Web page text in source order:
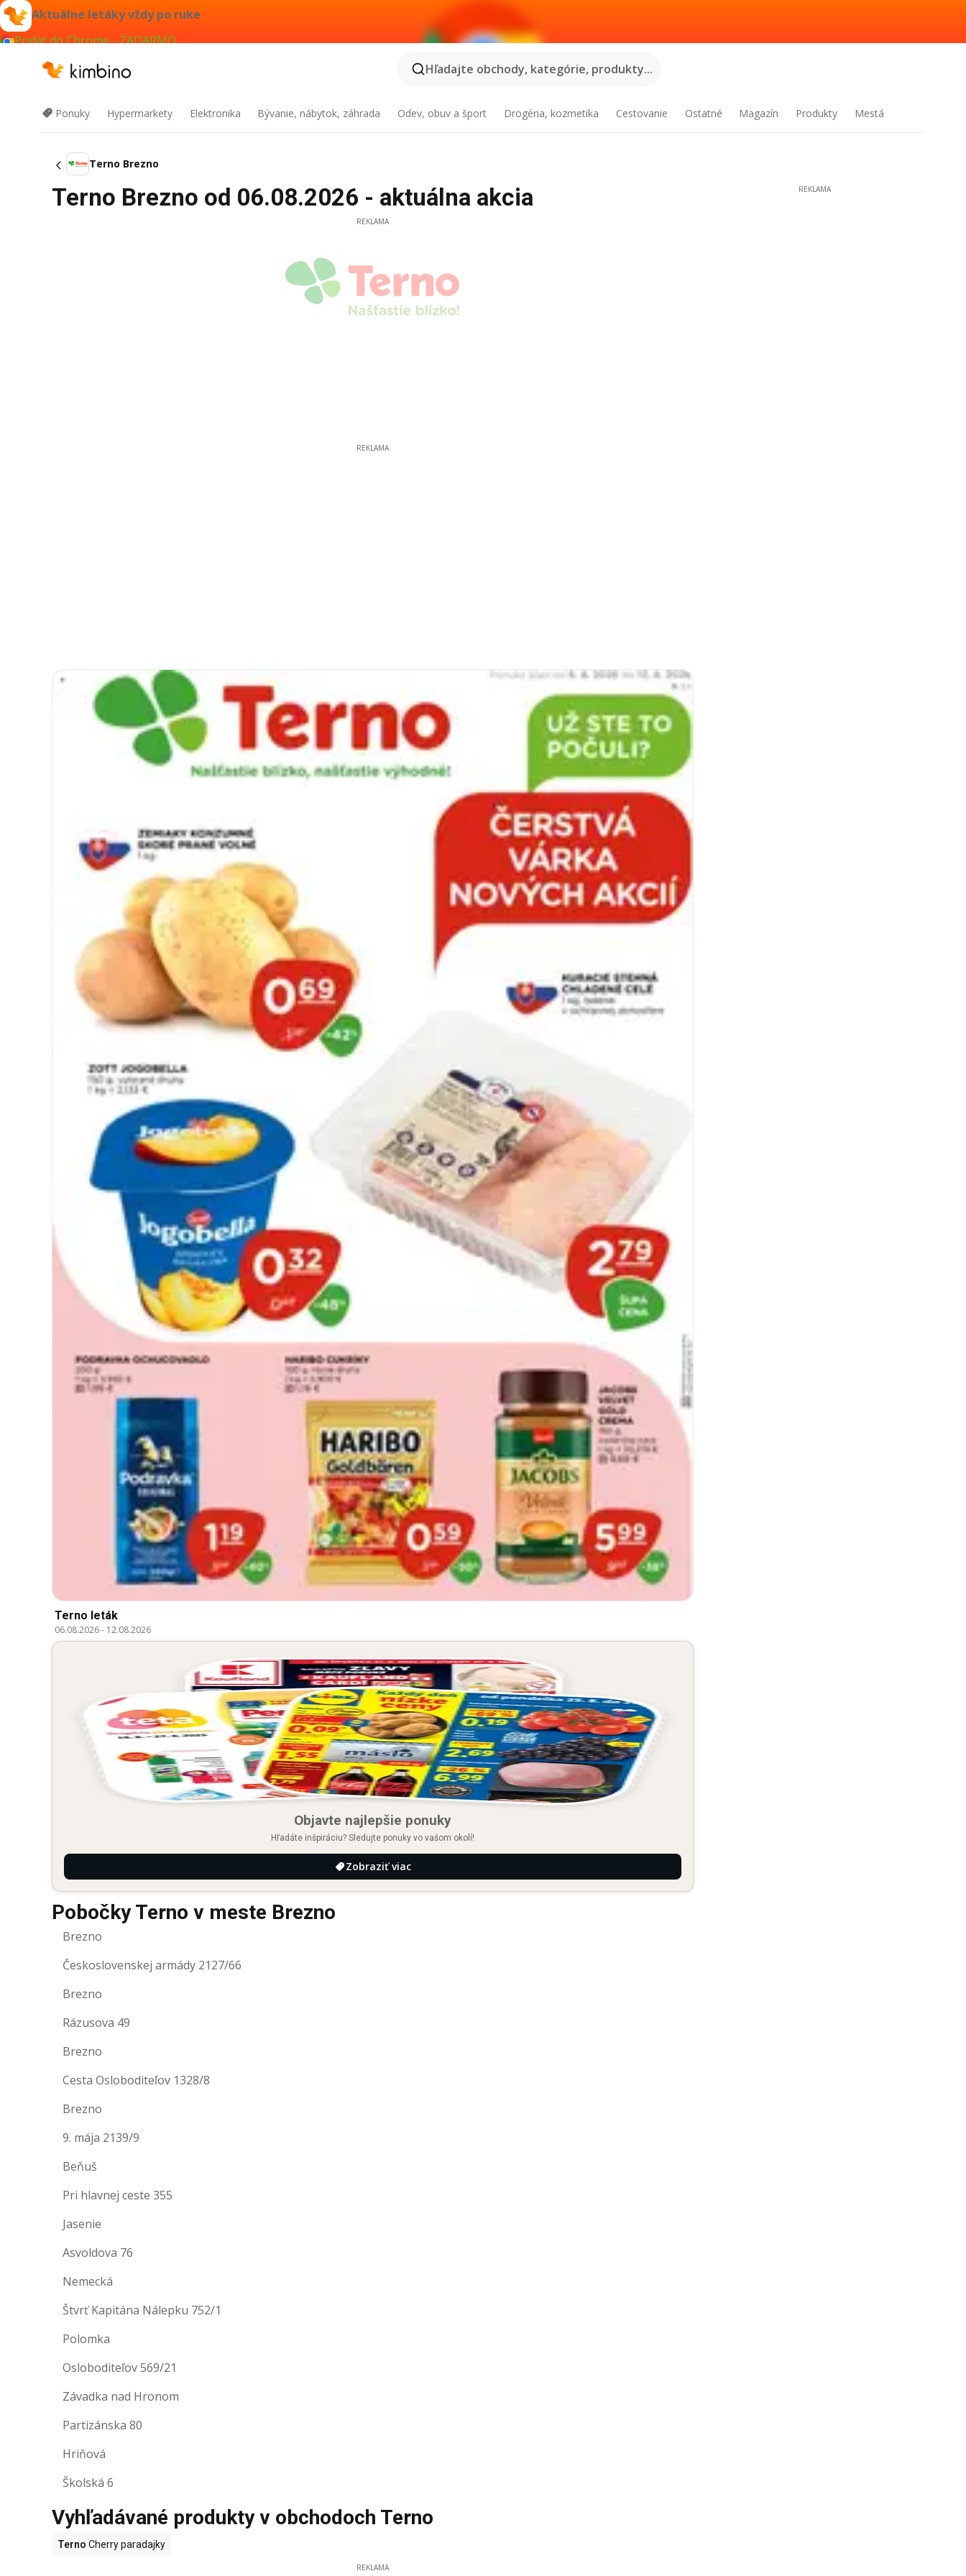
Aktuálne letáky vždy po ruke
Pridať do Chrome - ZADARMO
Hľadajte obchody, kategórie, produkty...
Ponuky Hypermarkety Elektronika Bývanie, nábytok, záhrada Odev, obuv a šport Drogéria, kozmetika Cestovanie Ostatné Magazín Produkty Mestá
Terno Brezno
Terno Brezno od 06.08.2026 - aktuálna akcia
REKLAMA
REKLAMA
Terno leták
06.08.2026- 12.08.2026
Objavte najlepšie ponuky
Hľadáte inšpiráciu? Sledujte ponuky vo vašom okolí!
Zobraziť viac
Pobočky Terno v meste Brezno
Brezno
Československej armády 2127/66
Brezno
Rázusova 49
Brezno
Cesta Osloboditeľov 1328/8
Brezno
9. mája 2139/9
Beňuš
Pri hlavnej ceste 355
Jasenie
Asvoldova 76
Nemecká
Štvrť Kapitána Nálepku 752/1
Polomka
Osloboditeľov 569/21
Závadka nad Hronom
Partizánska 80
Hriňová
Školská 6
Vyhľadávané produkty v obchodoch Terno
Terno Cherry paradajky
REKLAMA
REKLAMA